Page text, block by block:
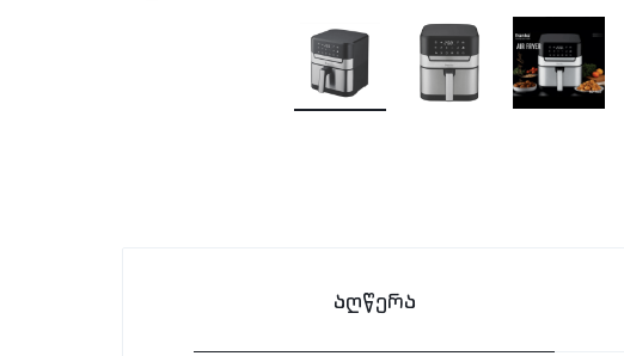
აღწერა